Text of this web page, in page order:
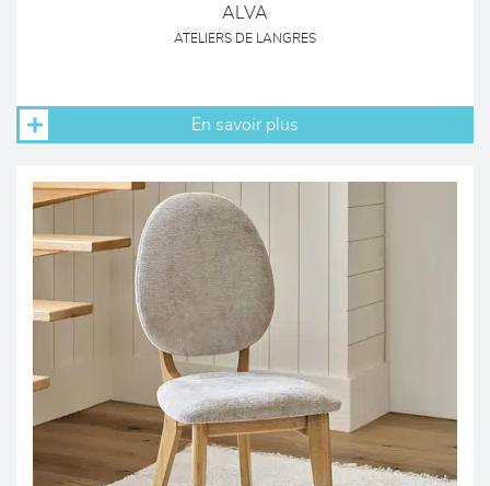
ALVA
ATELIERS DE LANGRES
En savoir plus